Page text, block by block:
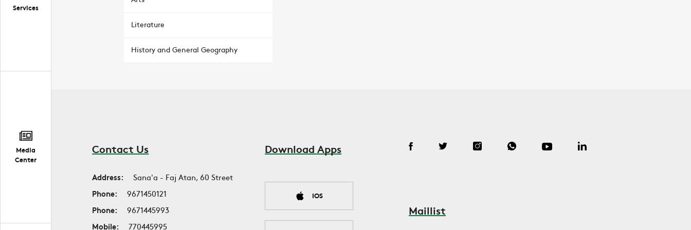
Services
Media
Center
Literature
History and General Geography
Contact Us
Address:
Sana'a - Faj Atan, 60 Street
Phone:
9671450121
Phone:
9671445993
Mobile:
770445995
Download Apps
IOS
Maillist